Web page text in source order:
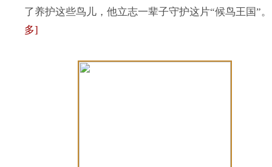
了养护这些鸟儿，他立志一辈子守护这片“候鸟王国”。
多]